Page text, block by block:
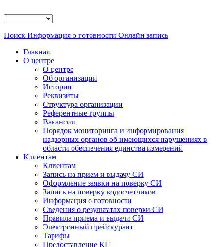
Поиск Информация о готовности Онлайн запись
Главная
О центре
О центре
Об организации
История
Реквизиты
Структура организации
Референтные группы
Вакансии
Порядок мониторинга и информирования
надзорных органов об имеющихся нарушениях в
области обеспечения единства измерений
Клиентам
Клиентам
Запись на прием и выдачу СИ
Оформление заявки на поверку СИ
Запись на поверку водосчетчиков
Информация о готовности
Сведения о результатах поверки СИ
Правила приема и выдачи СИ
Электронный прейскурант
Тарифы
Предоставление КП